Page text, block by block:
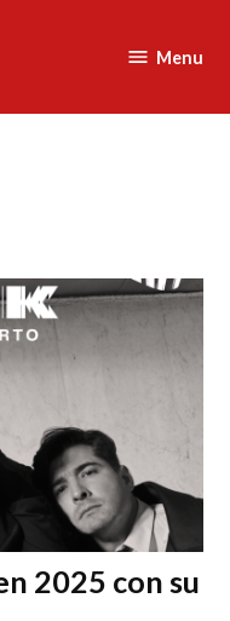
Menu
2025 con su